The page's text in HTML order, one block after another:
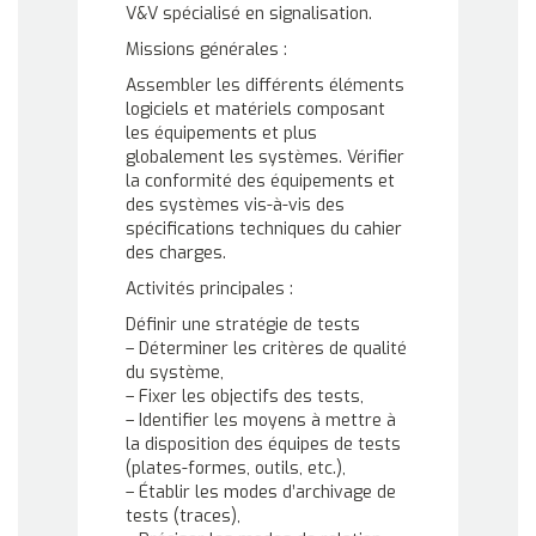
V&V spécialisé en signalisation.
Missions générales :
Assembler les différents éléments
logiciels et matériels composant
les équipements et plus
globalement les systèmes. Vérifier
la conformité des équipements et
des systèmes vis-à-vis des
spécifications techniques du cahier
des charges.
Activités principales :
Définir une stratégie de tests
– Déterminer les critères de qualité
du système,
– Fixer les objectifs des tests,
– Identifier les moyens à mettre à
la disposition des équipes de tests
(plates-formes, outils, etc.),
– Établir les modes d’archivage de
tests (traces),